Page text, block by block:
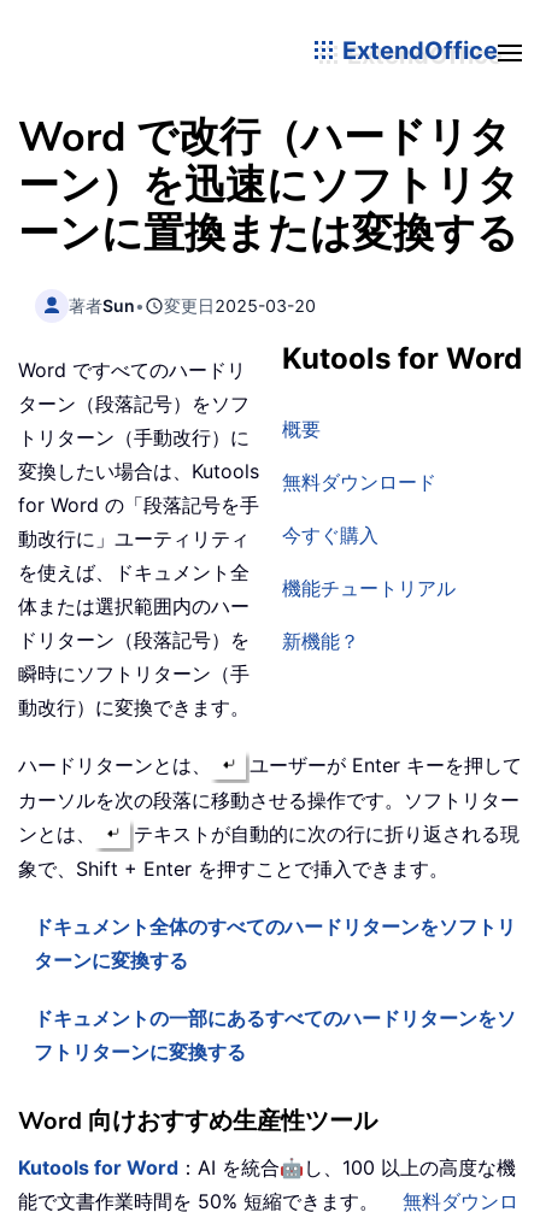
ExtendOffice
Word で改行（ハードリタ
ーン）を迅速にソフトリタ
ーンに置換または変換する
著者Sun• 変更日2025-03-20
Kutools for Word
概要
無料ダウンロード
今すぐ購入
機能チュートリアル
新機能？
Word ですべてのハードリ
ターン（段落記号）をソフ
トリターン（手動改行）に
変換したい場合は、Kutools
for Word の「段落記号を手
動改行に」ユーティリティ
を使えば、ドキュメント全
体または選択範囲内のハー
ドリターン（段落記号）を
瞬時にソフトリターン（手
動改行）に変換できます。
ハードリターンとは、
ユーザーが Enter キーを押して
カーソルを次の段落に移動させる操作です。ソフトリター
ンとは、
テキストが自動的に次の行に折り返される現
象で、Shift + Enter を押すことで挿入できます。
ドキュメント全体のすべてのハードリターンをソフトリ
ターンに変換する
ドキュメントの一部にあるすべてのハードリターンをソ
フトリターンに変換する
Word 向けおすすめ生産性ツール
Kutools for Word ：AI を統合🤖 し、100 以上の高度な機
能で文書作業時間を 50% 短縮できます。
無料ダウンロ